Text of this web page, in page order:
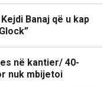
Banaj që u kap
në kantier/ 40-
nuk mbijetoi